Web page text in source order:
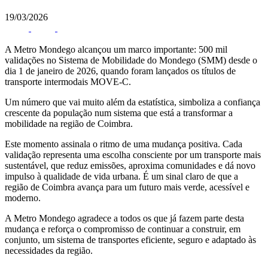
19/03/2026
A Metro Mondego alcançou um marco importante: 500 mil
validações no Sistema de Mobilidade do Mondego (SMM) desde o
dia 1 de janeiro de 2026, quando foram lançados os títulos de
transporte intermodais MOVE-C.
Um número que vai muito além da estatística, simboliza a confiança
crescente da população num sistema que está a transformar a
mobilidade na região de Coimbra.
Este momento assinala o ritmo de uma mudança positiva. Cada
validação representa uma escolha consciente por um transporte mais
sustentável, que reduz emissões, aproxima comunidades e dá novo
impulso à qualidade de vida urbana. É um sinal claro de que a
região de Coimbra avança para um futuro mais verde, acessível e
moderno.
A Metro Mondego agradece a todos os que já fazem parte desta
mudança e reforça o compromisso de continuar a construir, em
conjunto, um sistema de transportes eficiente, seguro e adaptado às
necessidades da região.